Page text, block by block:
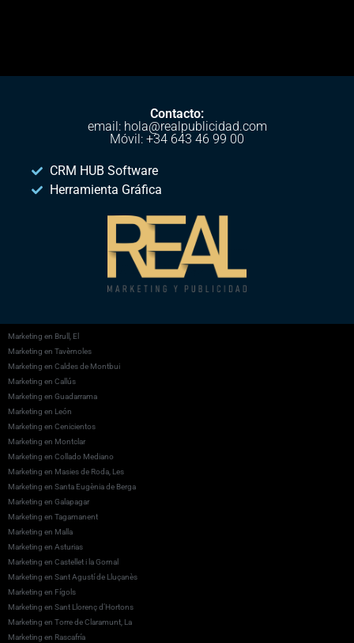
Contacto:
email: hola@realpublicidad.com
Móvil: +34 643 46 99 00
CRM HUB Software
Herramienta Gráfica
Marketing en Brull, El
Marketing en Tavèrnoles
Marketing en Caldes de Montbui
Marketing en Callús
Marketing en Guadarrama
Marketing en León
Marketing en Cenicientos
Marketing en Montclar
Marketing en Collado Mediano
Marketing en Masies de Roda, Les
Marketing en Santa Eugènia de Berga
Marketing en Galapagar
Marketing en Tagamanent
Marketing en Malla
Marketing en Asturias
Marketing en Castellet i la Gornal
Marketing en Sant Agustí de Lluçanès
Marketing en Fígols
Marketing en Sant Llorenç d’Hortons
Marketing en Torre de Claramunt, La
Marketing en Rascafría